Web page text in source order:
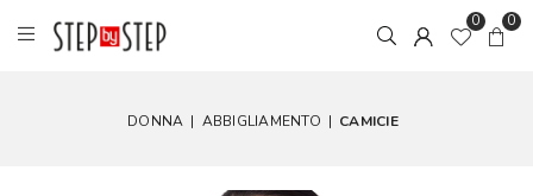
0 0
DONNA | ABBIGLIAMENTO | CAMICIE